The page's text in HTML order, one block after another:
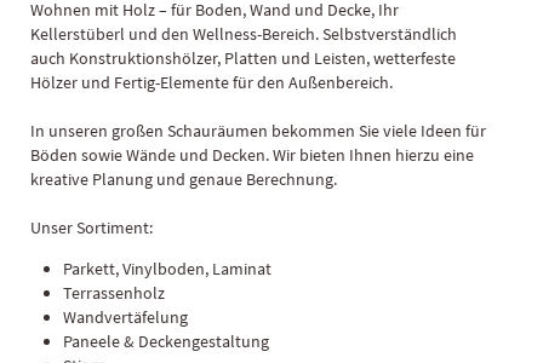
Wohnen mit Holz – für Boden, Wand und Decke, Ihr
Kellerstüberl und den Wellness-Bereich. Selbstverständlich
auch Konstruktionshölzer, Platten und Leisten, wetterfeste
Hölzer und Fertig-Elemente für den Außenbereich.
In unseren großen Schauräumen bekommen Sie viele Ideen für
Böden sowie Wände und Decken. Wir bieten Ihnen hierzu eine
kreative Planung und genaue Berechnung.
Unser Sortiment:
Parkett, Vinylboden, Laminat
Terrassenholz
Wandvertäfelung
Paneele & Deckengestaltung